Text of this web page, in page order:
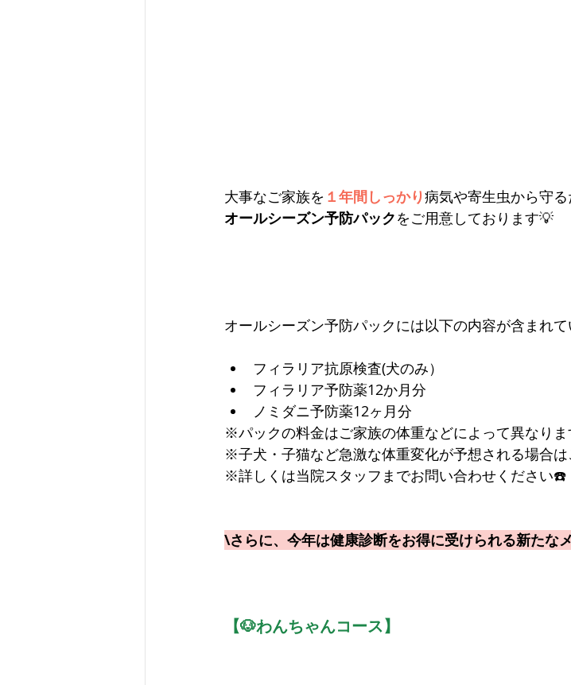
大事なご家族を １年間しっかり病気や寄生虫から守
オールシーズン予防パックをご用意しております💡
オールシーズン予防パックには以下の内容が含まれて
フィラリア抗原検査(犬のみ）
フィラリア予防薬12か月分
ノミダニ予防薬12ヶ月分
※パックの料金はご家族の体重などによって異なりま
※子犬・子猫など急激な体重変化が予想される場合
※詳しくは当院スタッフまでお問い合わせください☎️
\さらに、今年は健康診断をお得に受けられる新たな
【🐶わんちゃんコース】